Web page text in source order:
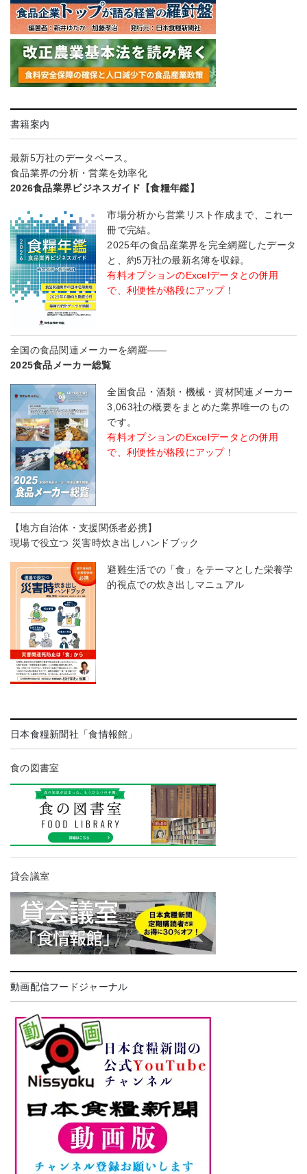
書籍案内
最新5万社のデータベース。
食品業界の分析・営業を効率化
2026食品業界ビジネスガイド【食糧年鑑】
市場分析から営業リスト作成まで、これ一
冊で完結。
2025年の食品産業界を完全網羅したデータ
と、約5万社の最新名簿を収録。
有料オプションのExcelデータとの併用
で、利便性が格段にアップ！
全国の食品関連メーカーを網羅――
2025食品メーカー総覧
全国食品・酒類・機械・資材関連メーカー
3,063社の概要をまとめた業界唯一のもの
です。
有料オプションのExcelデータとの併用
で、利便性が格段にアップ！
【地方自治体・支援関係者必携】
現場で役立つ 災害時炊き出しハンドブック
避難生活での「食」をテーマとした栄養学
的視点での炊き出しマニュアル
日本食糧新聞社「食情報館」
食の図書室
貸会議室
動画配信フードジャーナル